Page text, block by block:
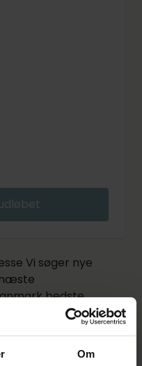
Om
Vi søger nye
bedste
på et lære et klassik
os nuMvh Henrik Rye